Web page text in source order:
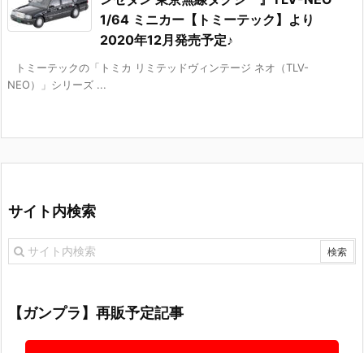
1/64 ミニカー【トミーテック】より
2020年12月発売予定♪
トミーテックの「トミカ リミテッドヴィンテージ ネオ（TLV-
NEO）」シリーズ ...
サイト内検索
【ガンプラ】再販予定記事